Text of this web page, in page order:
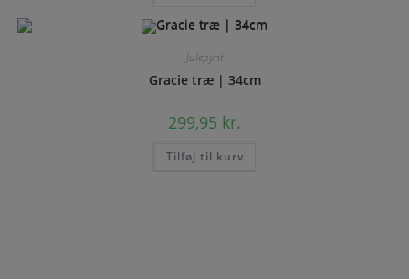
Julepynt
Gracie træ | 34cm
299,95 kr.
Tilføj til kurv